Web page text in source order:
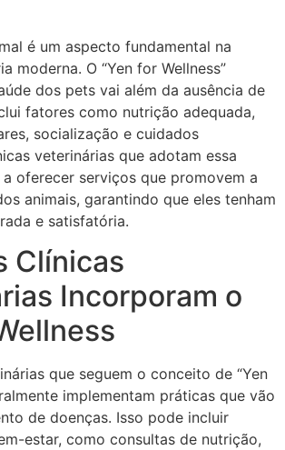
é um aspecto fundamental na
moderna. O “Yen for Wellness”
dos pets vai além da ausência de
fatores como nutrição adequada,
socialização e cuidados
veterinárias que adotam essa
oferecer serviços que promovem a
animais, garantindo que eles tenham
e satisfatória.
Clínicas
Incorporam o
que seguem o conceito de “Yen
implementam práticas que vão
de doenças. Isso pode incluir
estar, como consultas de nutrição,